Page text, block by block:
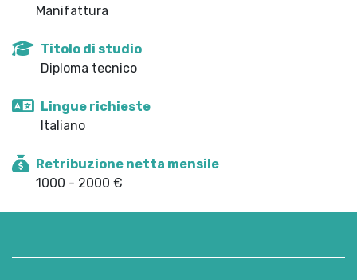
Manifattura
Titolo di studio
Diploma tecnico
Lingue richieste
Italiano
Retribuzione netta mensile
1000 - 2000 €